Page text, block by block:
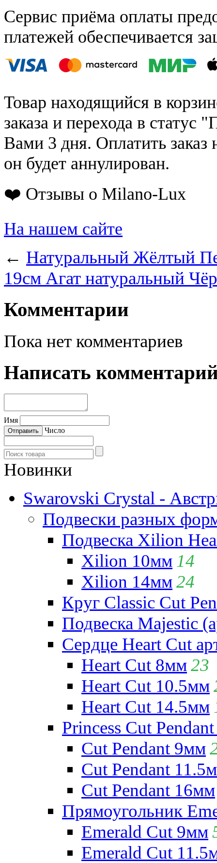
Сервис приёма оплаты
платежей обеспечивается
Товар находящийся в
заказа и перехода в статус
Вами 3 дня. Оплатить заказ
он будет аннулирован.
❤️ Отзывы о Milano-Lux
На нашем сайте
← Натуральный Жёлтый
19см Агат натуральный
Комментарии
Пока нет комментариев
Написать
Имя
Число
Новинки
Swarovski Crystal -
Подвески разных
Подвеска Xilion
Xilion 10мм 14
Xilion 14мм24
Круг Classic Cut
Подвеска Majestic
Сердце Heart Cut
Heart Cut 8мм23
Heart Cut 10.5мм
Heart Cut 14.5мм
Princess Cut
Cut Pendant 9мм
Cut Pendant
Cut Pendant 16мм
Прямоугольник
Emerald Cut 9мм
Emerald Cut